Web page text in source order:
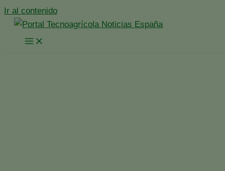
Ir al contenido